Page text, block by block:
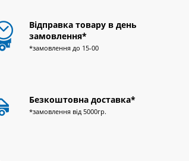
Відправка товару в день
замовлення*
*замовлення до 15-00
Безкоштовна доставка*
*замовлення від 5000гр.